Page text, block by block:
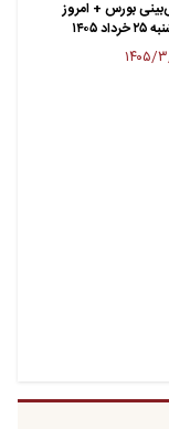
بورس + امروز
۱۴۰۵
۳/۲۵